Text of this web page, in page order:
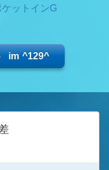
ットインG
im ^129^